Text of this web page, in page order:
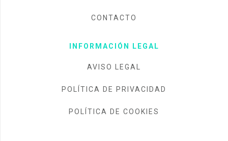
CONTACTO
INFORMACIÓN LEGAL
AVISO LEGAL
POLÍTICA DE PRIVACIDAD
POLÍTICA DE COOKIES